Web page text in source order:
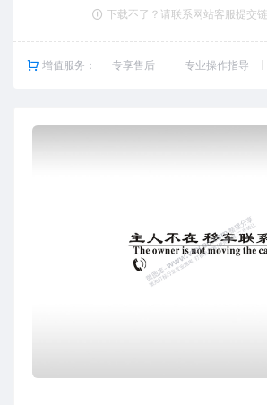
下载不了？请联系网站客服提交
增值服务： 专享售后 专业操作指导